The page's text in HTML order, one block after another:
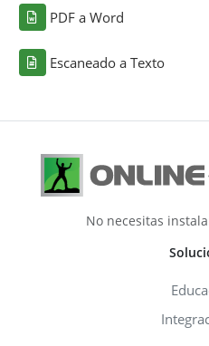
PDF a Word
Escaneado a Texto
No necesitas